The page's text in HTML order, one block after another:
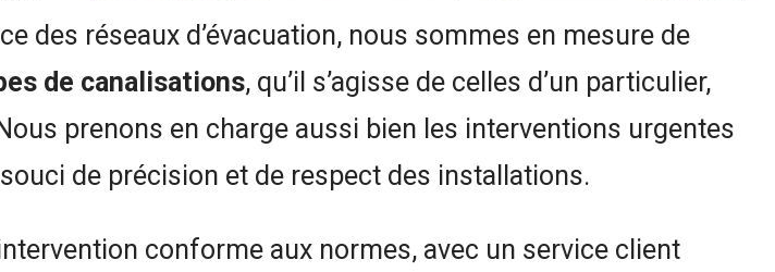
des réseaux d’évacuation, nous sommes en mesure de
de canalisations, qu’il s’agisse de celles d’un particulier,
prenons en charge aussi bien les interventions urgentes
de précision et de respect des installations.
conforme aux normes, avec un service client